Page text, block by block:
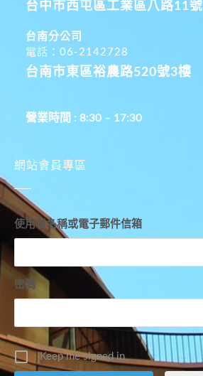
台中市西屯區工業區八路11號
台南分公司
電話：06-2142728
台南市東區裕農路520號3樓
營業時間 : 8:30 – 17:30
網站會員專區
使用者名稱或電子郵件信箱
密碼
Keep me signed in